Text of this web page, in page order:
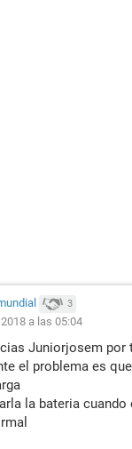
3
a las 05:04
Juniorjosem por
el problema es
la bateria